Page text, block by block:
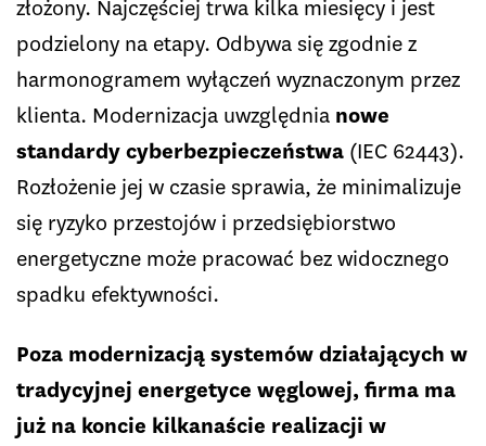
złożony. Najczęściej trwa kilka miesięcy i jest
podzielony na etapy. Odbywa się zgodnie z
harmonogramem wyłączeń wyznaczonym przez
klienta. Modernizacja uwzględnia nowe
standardy cyberbezpieczeństwa (IEC 62443).
Rozłożenie jej w czasie sprawia, że minimalizuje
się ryzyko przestojów i przedsiębiorstwo
energetyczne może pracować bez widocznego
spadku efektywności.
Poza modernizacją systemów działających w
tradycyjnej energetyce węglowej, firma ma
już na koncie kilkanaście realizacji w